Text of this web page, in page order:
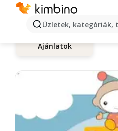
Üzletek, kategóriák,
Ajánlatok